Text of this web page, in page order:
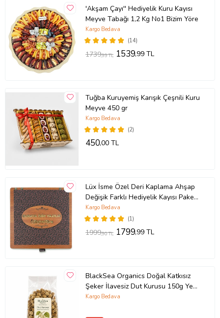
meyve keyfi ve sağlıklı atıştırmalık deneyimisizi bekler.
Ürün Kodu:kcm91015803
'Akşam Çayı'' Hediyelik Kuru Kayısı
Meyve Tabağı 1,2 Kg No1 Bizim Yöre
(14)
Kargo Bedava
1739,99 TL 1539,99 TL
Tuğba Kuruyemiş Karışık Çeşnili Kuru
Meyve 450 gr
(2)
Kargo Bedava
450,00 TL
Lüx İsme Özel Deri Kaplama Ahşap
Değişik Farklı Hediyelik Kayısı Paketi
(1)
Kargo Bedava
1999,90 TL 1799,99 TL
BlackSea Organics Doğal Katkısız
Şeker İlavesiz Dut Kurusu 150g Yeni
Mahsül Kurutulmuş Dut
Kargo Bedava